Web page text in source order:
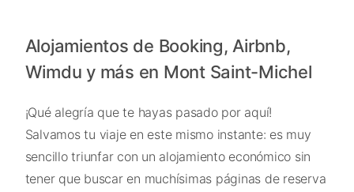
Alojamientos de Booking, Airbnb,
Wimdu y más en Mont Saint-Michel
¡Qué alegría que te hayas pasado por aquí!
Salvamos tu viaje en este mismo instante: es muy
sencillo triunfar con un alojamiento económico sin
tener que buscar en muchísimas páginas de reserva